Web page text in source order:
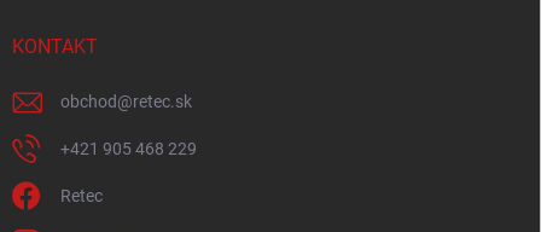
KONTAKT
obchod@retec.sk
+421 905 468 229
Retec